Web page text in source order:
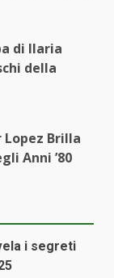
di Ilaria
della
Lopez Brilla
Anni ’80
i segreti